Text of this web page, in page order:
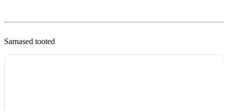
Sarnased tooted